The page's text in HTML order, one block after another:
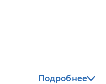
Подробнее